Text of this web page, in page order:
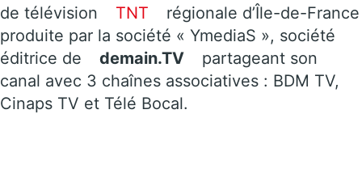
de télévision
TNT
régionale d’Île-de-France
produite par la société « YmediaS », société
éditrice de
demain.TV
partageant son
canal avec 3 chaînes associatives : BDM TV,
Cinaps TV et Télé Bocal.